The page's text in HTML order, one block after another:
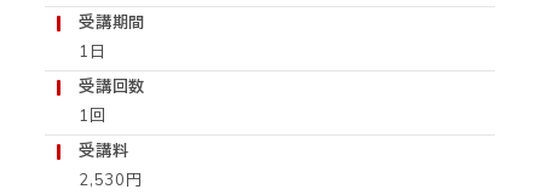
受講期間
1日
受講回数
1回
受講料
2,530円